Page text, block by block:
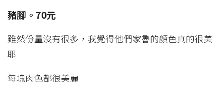
豬腳。70元
雖然份量沒有很多，我覺得他們家魯的顏色真的很美
耶
每塊肉色都很美麗